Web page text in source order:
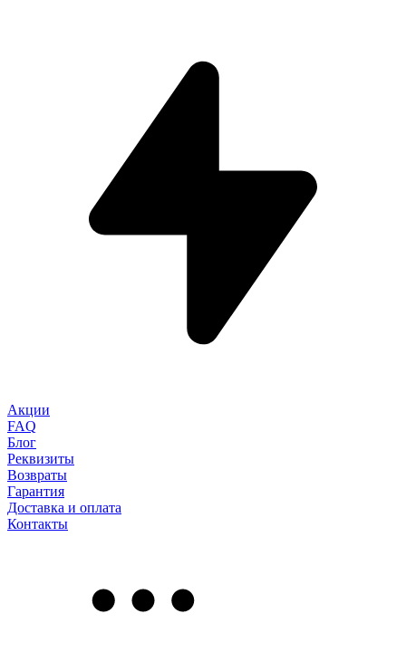
Акции
FAQ
Блог
Реквизиты
Возвраты
Гарантия
Доставка и оплата
Контакты